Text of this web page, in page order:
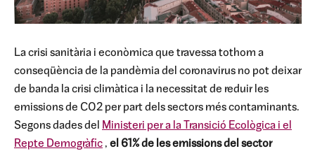
La crisi sanitària i econòmica que travessa tothom a
conseqüència de la pandèmia del coronavirus no pot deixar
de banda la crisi climàtica i la necessitat de reduir les
emissions de CO2 per part dels sectors més contaminants.
Segons dades del
Ministeri per a la Transició Ecològica i el
Repte Demogràfic , el 61% de les emissions del sector